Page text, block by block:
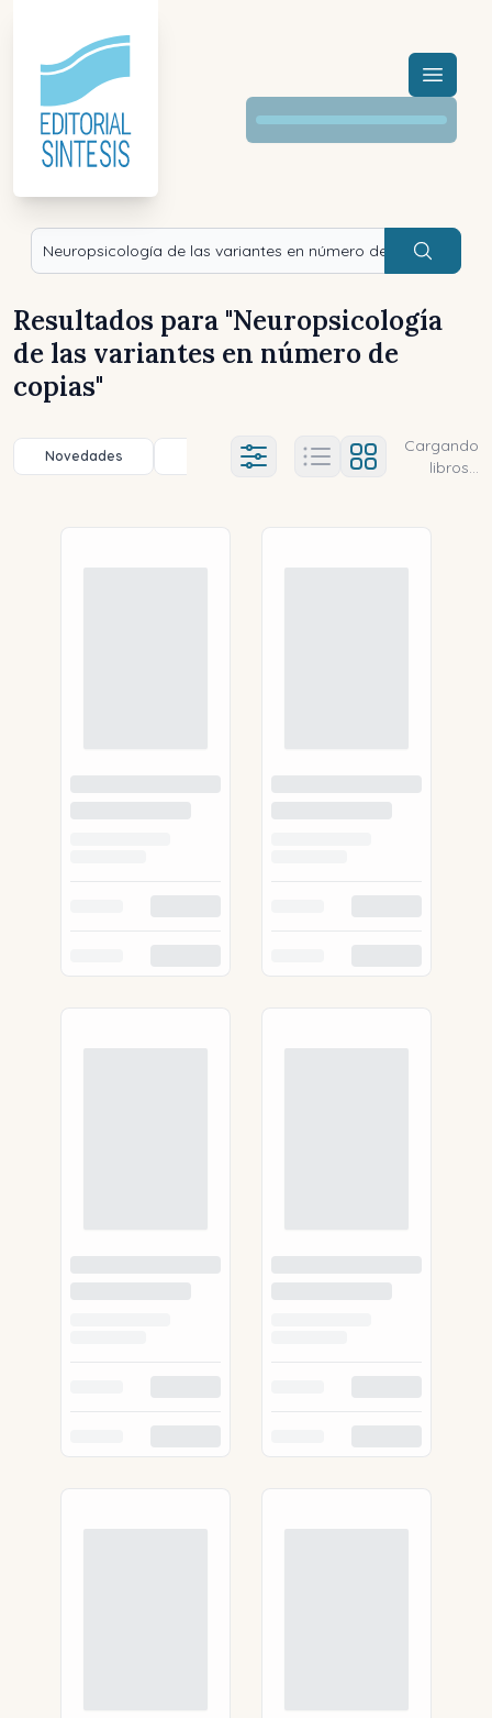
Menú
Buscar
Resultados para "Neuropsicología
de las variantes en número de
copias"
Novedades Título (a-z) Título (z-a)
Ajustes abierto
Cargando
libros...